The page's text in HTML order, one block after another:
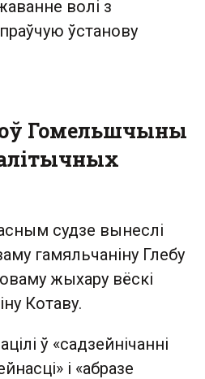
волі з
ўстанову
Гомельшчыны
судзе вынеслі
гамяльчаніну Глебу
жыхару вёскі
Котаву.
ў «садзейнічанні
і «абразе